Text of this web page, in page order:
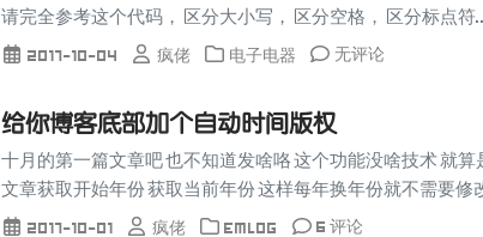
请完全参考这个代码， 区分大小写， 区分空格， 区分标点符
2017-10-04 疯佬 电子电器 无评论
给你博客底部加个自动时间版权
十月的第一篇文章吧 也不知道发啥咯 这个功能没啥技术 就
文章获取开始年份 获取当前年份 这样每年换年份就不需要
2017-10-01 疯佬 Emlog 6 评论